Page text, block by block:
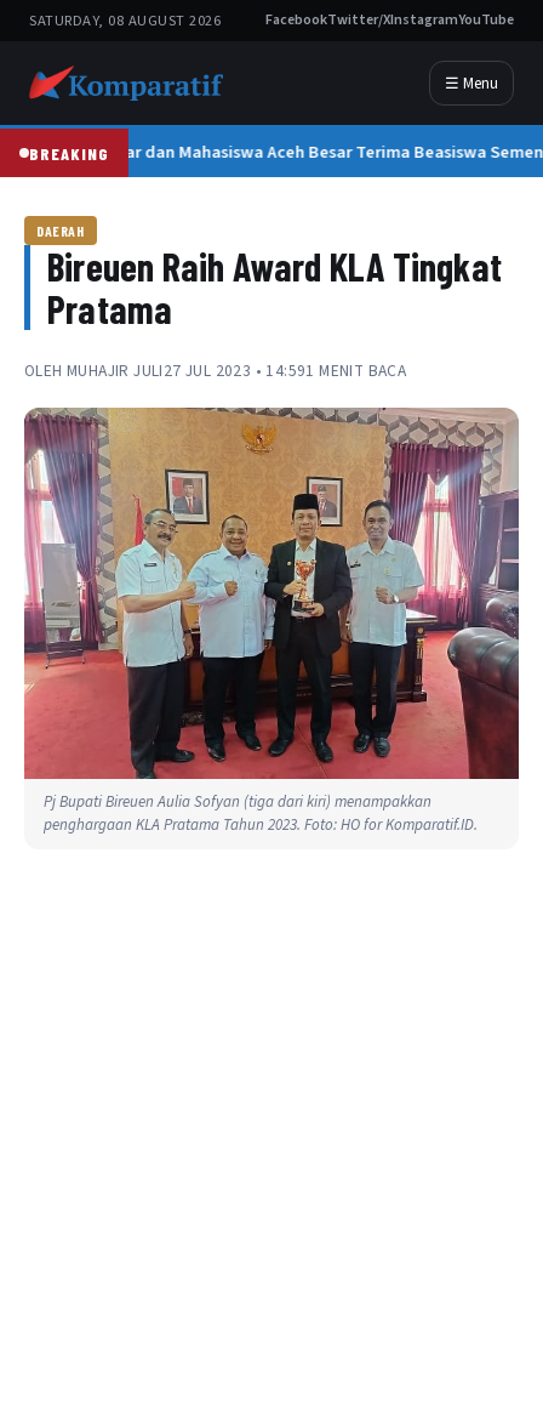
SATURDAY, 08 AUGUST 2026 FacebookTwitter/XInstagramYouTube
☰ Menu
BREAKING
300 Pelajar dan Mahasiswa Aceh Besar Terima Beasiswa
DAERAH
Bireuen Raih Award KLA Tingkat
Pratama
OLEH MUHAJIR JULI27 JUL 2023 • 14:591 MENIT BACA
Pj Bupati Bireuen Aulia Sofyan (tiga dari kiri) menampakkan
penghargaan KLA Pratama Tahun 2023. Foto: HO for Komparatif.ID.